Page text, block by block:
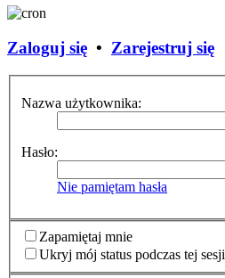
Zaloguj się • Zarejestruj się
Nazwa użytkownika:
Hasło:
Nie pamiętam hasła
Zapamiętaj mnie
Ukryj mój status podczas tej sesji